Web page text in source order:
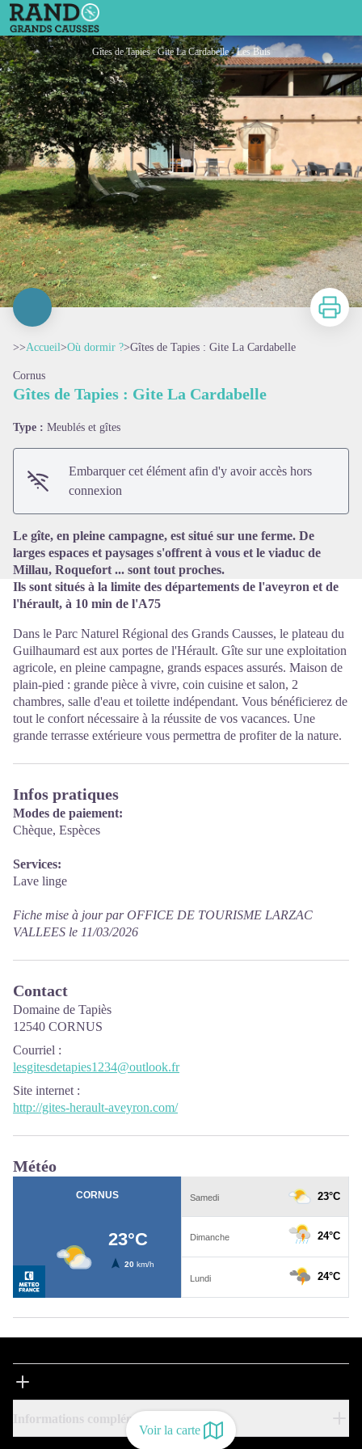
Gîtes de Tapies : Gite La Cardabelle
Voir la carte
Gîtes de Tapies : Gite La Cardabelle - Les Buis
Voir l'image en plein écran
Imprimer
>>Accueil>Où dormir ?>Gîtes de Tapies : Gite La Cardabelle
Cornus
Gîtes de Tapies : Gite La Cardabelle
Type : Meublés et gîtes
Embarquer cet élément afin d'y avoir accès hors
connexion
Le gîte, en pleine campagne, est situé sur une ferme. De
larges espaces et paysages s'offrent à vous et le viaduc de
Millau, Roquefort ... sont tout proches.
Ils sont situés à la limite des départements de l'aveyron et de
l'hérault, à 10 min de l'A75
Dans le Parc Naturel Régional des Grands Causses, le plateau du
Guilhaumard est aux portes de l'Hérault. Gîte sur une exploitation
agricole, en pleine campagne, grands espaces assurés. Maison de
plain-pied : grande pièce à vivre, coin cuisine et salon, 2
chambres, salle d'eau et toilette indépendant. Vous bénéficierez de
tout le confort nécessaire à la réussite de vos vacances. Une
grande terrasse extérieure vous permettra de profiter de la nature.
Infos pratiques
Modes de paiement:
Chèque, Espèces
Services:
Lave linge
Fiche mise à jour par OFFICE DE TOURISME LARZAC
VALLEES le 11/03/2026
Contact
Domaine de Tapiès
12540 CORNUS
Courriel :
lesgitesdetapies1234@outlook.fr
Site internet :
http://gites-herault-aveyron.com/
Météo
Informations complémentaires